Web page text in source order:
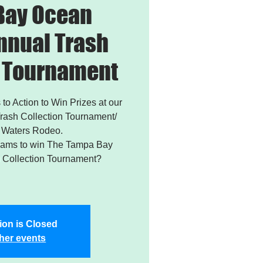
Ocean
Trash
Action to Win Prizes at our
Collection Tournament/
Rodeo.
to win The Tampa Bay
Tournament?
is Closed
events